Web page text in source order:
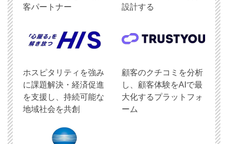
客パートナー
設計する
ホスピタリティを強み
に課題解決・経済促進
を支援し、持続可能な
地域社会を共創
顧客のクチコミを分析
し、顧客体験をAIで最
大化するプラットフォ
ーム